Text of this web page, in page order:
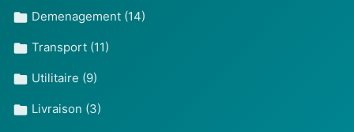
Demenagement (14)
Transport (11)
Utilitaire (9)
Livraison (3)